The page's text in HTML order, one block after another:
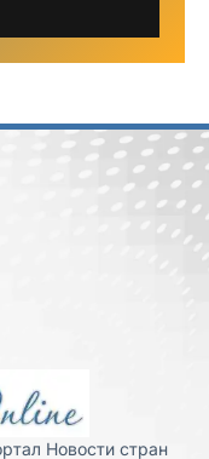
Новости стран